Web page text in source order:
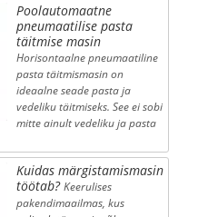
Poolautomaatne
pneumaatilise pasta
täitmise masin
Horisontaalne pneumaatiline
pasta täitmismasin on
ideaalne seade pasta ja
vedeliku täitmiseks. See ei sobi
mitte ainult vedeliku ja pasta
Kuidas märgistamismasin
töötab? Keerulises
pakendimaailmas, kus